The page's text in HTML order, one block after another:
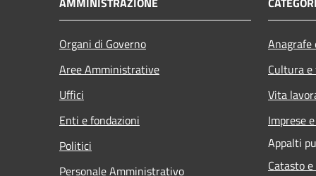
Organi di Governo
Aree Amministrative
Uffici
Enti e fondazioni
Politici
Personale Amministrativo
Cultura
Vita
Imprese
Appalti
Catasto